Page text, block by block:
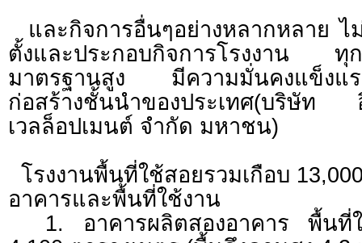
และกิจการอื่นๆอย่างหลากหลาย ไ
ตั้งและประกอบกิจการโรงงาน ทุก
มาตรฐานสูง มีความมั่นคงแข็งแร
ก่อสร้างชั้นนำของประเทศ(บริษั
เวลล็อปเมนต์ จำกัด มหาชน)
โรงงานพื้นที่ใช้สอยรวมเกือบ
อาคารและพื้นที่ใช้งาน
1. อาคารผลิตสองอาคาร พื้นที่ใ